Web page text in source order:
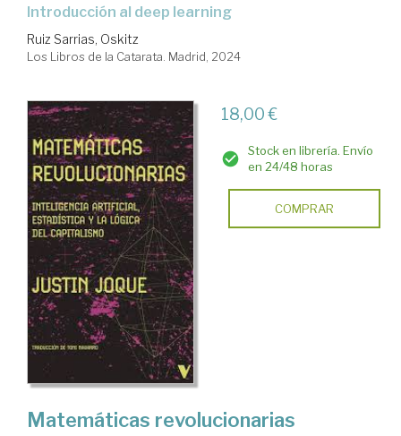
Introducción al deep learning
Ruiz Sarrias, Oskitz
Los Libros de la Catarata. Madrid, 2024
18,00 €
Stock en librería. Envío
en 24/48 horas
COMPRAR
Matemáticas revolucionarias